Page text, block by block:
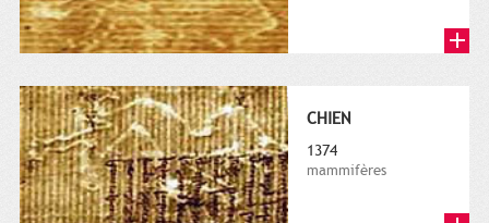
CHIEN
1374
mammifères